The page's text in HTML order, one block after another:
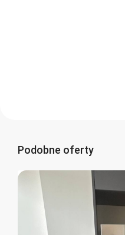
Podobne oferty